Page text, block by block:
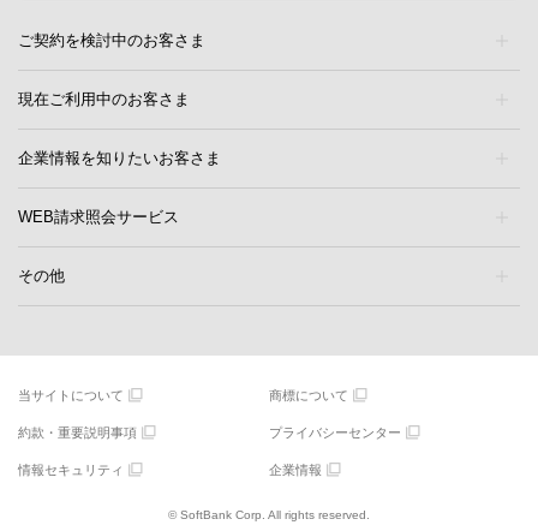
ご契約を検討中のお客さま
現在ご利用中のお客さま
企業情報を知りたいお客さま
WEB請求照会サービス
その他
当サイトについて 商標について
約款・重要説明事項 プライバシーセンター
情報セキュリティ 企業情報
© SoftBank Corp. All rights reserved.